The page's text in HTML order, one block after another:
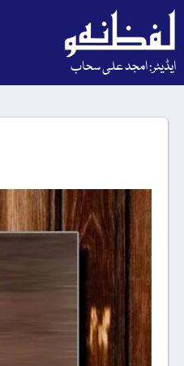
ایڈیٹر: امجد علی سحاب